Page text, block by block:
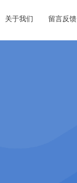
关于我们 留言反馈